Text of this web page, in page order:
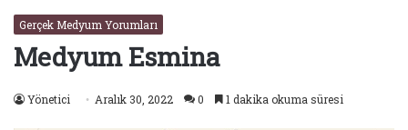
Gerçek Medyum Yorumları
Medyum Esmina
Yönetici Aralık 30, 2022 0 1 dakika okuma süresi